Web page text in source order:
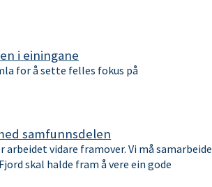
i einingane
for å sette felles fokus på
samfunnsdelen
vidare framover. Vi må samarbeide
skal halde fram å vere ein gode